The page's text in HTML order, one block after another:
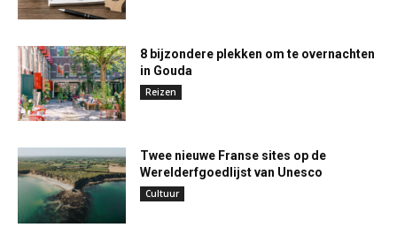
8 bijzondere plekken om te overnachten
in Gouda
Reizen
Twee nieuwe Franse sites op de
Werelderfgoedlijst van Unesco
Cultuur